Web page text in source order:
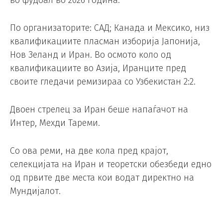
По организаторите: САД; Канада и Мексико, низ
квалификациите пласман изборија Јапонија,
Нов Зеланд и Иран. Во осмото коло од
квалификациите во Азија, Иранците пред
своите гледачи ремизираа со Узбекистан 2:2.
Двоен стрелец за Иран беше напаѓачот на
Интер, Мехди Тареми.
Со ова реми, на две кола пред крајот,
селекцијата на Иран и теоретски обезбеди едно
од првите две места кои водат директно на
Мундијалот.